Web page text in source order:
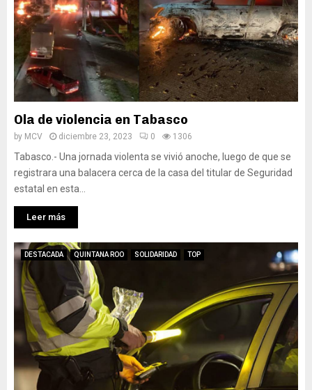
Ola de violencia en Tabasco
by MCV diciembre 23, 2023 0 1306
Tabasco.- Una jornada violenta se vivió anoche, luego de que se
registrara una balacera cerca de la casa del titular de Seguridad
estatal en esta...
Leer más
DESTACADA QUINTANA ROO SOLIDARIDAD TOP